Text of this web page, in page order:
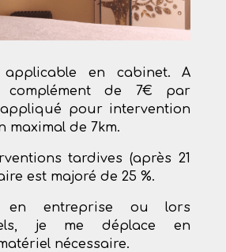
en cabinet. A
complément de 7€ par
pour intervention
maximal de 7km.
tardives (après 21
est majoré de 25 %.
en entreprise ou lors
je me déplace en
nécessaire.